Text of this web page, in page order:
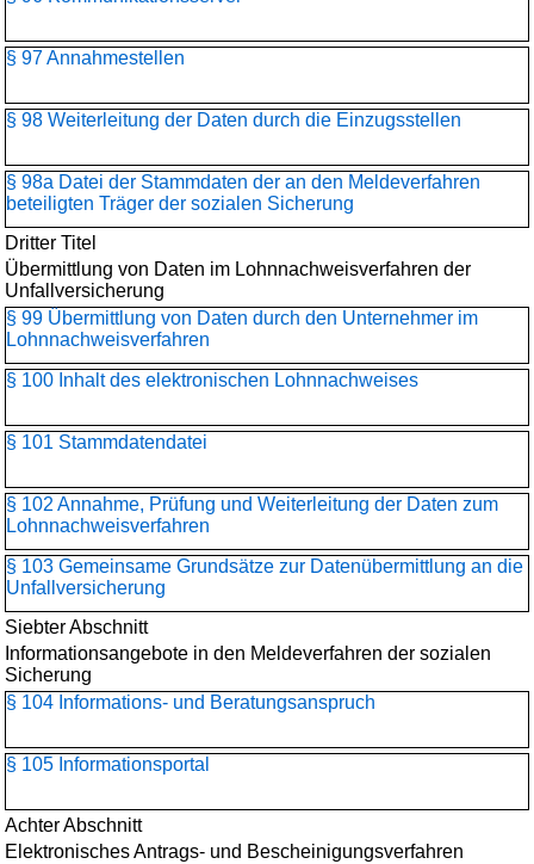
§ 97 Annahmestellen
§ 98 Weiterleitung der Daten durch die Einzugsstellen
§ 98a Datei der Stammdaten der an den Meldeverfahren
beteiligten Träger der sozialen Sicherung
Dritter Titel
Übermittlung von Daten im Lohnnachweisverfahren der
Unfallversicherung
§ 99 Übermittlung von Daten durch den Unternehmer im
Lohnnachweisverfahren
§ 100 Inhalt des elektronischen Lohnnachweises
§ 101 Stammdatendatei
§ 102 Annahme, Prüfung und Weiterleitung der Daten zum
Lohnnachweisverfahren
§ 103 Gemeinsame Grundsätze zur Datenübermittlung an die
Unfallversicherung
Siebter Abschnitt
Informationsangebote in den Meldeverfahren der sozialen
Sicherung
§ 104 Informations- und Beratungsanspruch
§ 105 Informationsportal
Achter Abschnitt
Elektronisches Antrags- und Bescheinigungsverfahren